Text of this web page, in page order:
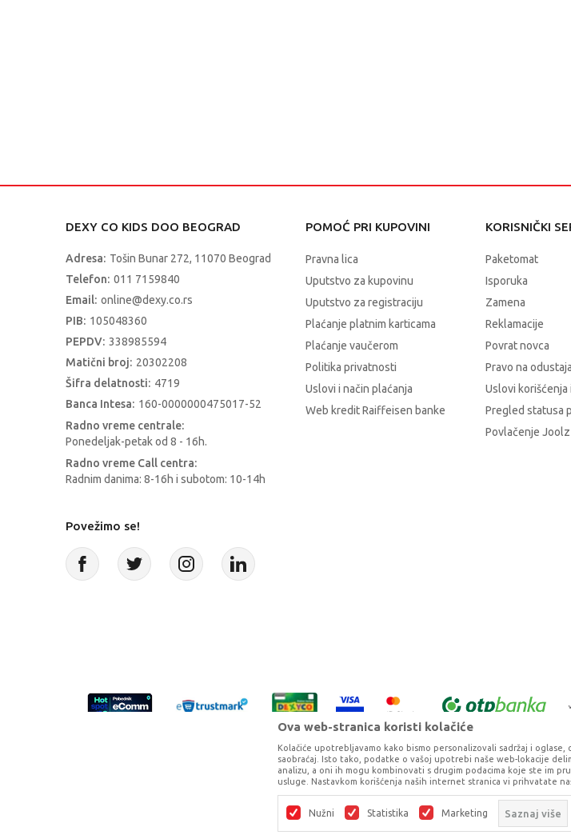
DEXY CO KIDS DOO BEOGRAD
Adresa: Tošin Bunar 272, 11070 Beograd
Telefon: 011 7159840
Email: online@dexy.co.rs
PIB: 105048360
PEPDV: 338985594
Matični broj: 20302208
Šifra delatnosti: 4719
Banca Intesa: 160-0000000475017-52
Radno vreme centrale:
Ponedeljak-petak od 8 - 16h.
Radno vreme Call centra:
Radnim danima: 8-16h i subotom: 10-14h
POMOĆ PRI KUPOVINI
Pravna lica
Uputstvo za kupovinu
Uputstvo za registraciju
Plaćanje platnim karticama
Plaćanje vaučerom
Politika privatnosti
Uslovi i način plaćanja
Web kredit Raiffeisen banke
KORISNIČKI
Paketomat
Isporuka
Zamena
Reklamacije
Povrat novca
Pravo na
Uslovi korišćenja
Pregled statusa
Povlačenje
Povežimo se!
Proizvode na sajtu nastojimo da opišemo što je preciznije moguće, ali ne možemo
potpunosti kompletni i bez grešaka. Svi artikli prikazani na sajtu su deo
www.dexy.co.rs, IzradaNB
Ova web-stranica koristi kolačiće
Kolačiće upotrebljavamo kako bismo personalizovali sadržaj i
saobraćaj. Isto tako, podatke o vašoj upotrebi naše web-lokacije
analizu, a oni ih mogu kombinovati s drugim podacima koje ste im
usluge. Nastavkom korišćenja naših internet stranica vi prihvatate
Nužni Statistika Marketing Saznaj više